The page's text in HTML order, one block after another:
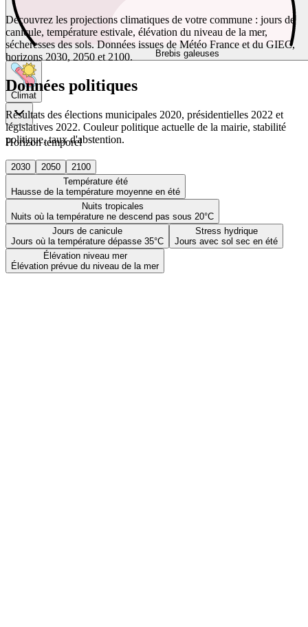
Brebis galeuses
Climat
Horizon temporel
2030 2050
2100
Température été
Hausse de la température moyenne en été
Nuits tropicales
Nuits où la température ne descend pas sous 20°C
Jours de canicule
Jours où la température dépasse 35°C
Stress hydrique
Jours avec sol sec en été
Élévation niveau mer
Élévation prévue du niveau de la mer
Découvrez les projections climatiques de votre commune : jours de
canicule, température estivale, élévation du niveau de la mer,
sécheresses des sols. Données issues de Météo France et du GIEC,
horizons 2030, 2050 et 2100.
Données politiques
Résultats des élections municipales 2020, présidentielles 2022 et
législatives 2022. Couleur politique actuelle de la mairie, stabilité
politique, taux d'abstention.